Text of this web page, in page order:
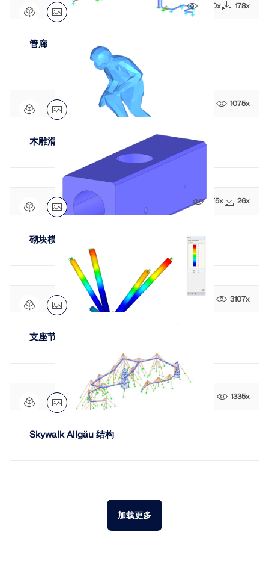
2140x 178x
管廊
1075x
木雕滑雪者 Edy
575x 26x
砌块模型概览
3107x
支座节点的钢结构连接
1335x
Skywalk Allgäu 结构
加载更多